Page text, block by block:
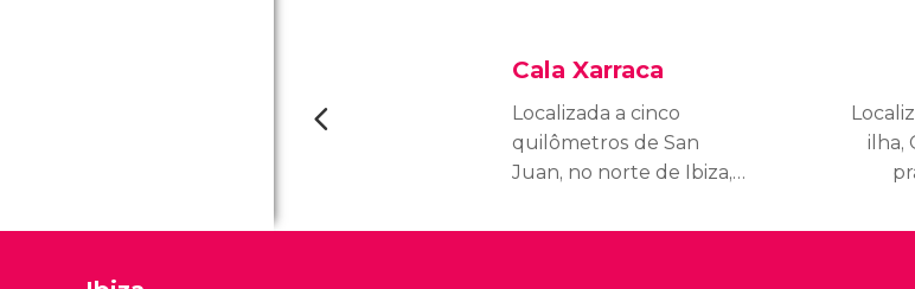
Cala Xarraca
Localizada a cinco
quilômetros de San
Juan, no norte de Ibiza,
longa e estreita rodeada
ilha,